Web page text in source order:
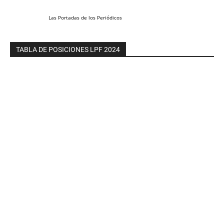
Las Portadas de los Periódicos
TABLA DE POSICIONES LPF 2024